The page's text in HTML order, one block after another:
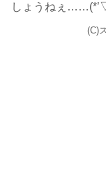
しょうねぇ
(C)